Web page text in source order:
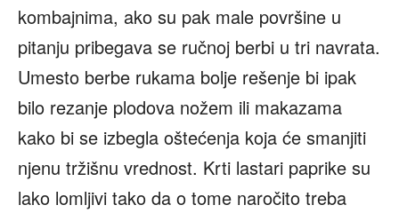
kombajnima, ako su pak male površine u
pitanju pribegava se ručnoj berbi u tri navrata.
Umesto berbe rukama bolje rešenje bi ipak
bilo rezanje plodova nožem ili makazama
kako bi se izbegla oštećenja koja će smanjiti
njenu tržišnu vrednost. Krti lastari paprike su
lako lomljivi tako da o tome naročito treba